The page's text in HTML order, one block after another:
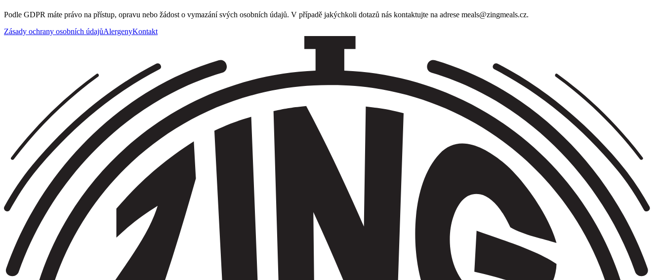
Podle GDPR máte právo na přístup, opravu nebo žádost o vymazání svých osobních údajů. V případě jakýchkoli dotazů nás kontaktujte na adrese meals@zingmeals.cz.
Zásady ochrany osobních údajůAlergenyKontakt